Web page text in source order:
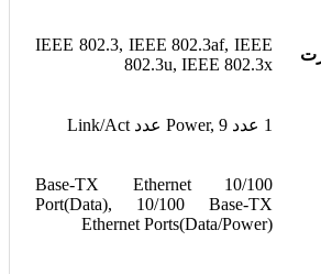
IEEE 802.3, IEEE 802.3af, IEEE
802.3u, IEEE 802.3x
1 عدد Power, 9 عدد Link/Act
10/100 Base-TX Ethernet
Port(Data), 10/100 Base-TX
Ethernet Ports(Data/Power)